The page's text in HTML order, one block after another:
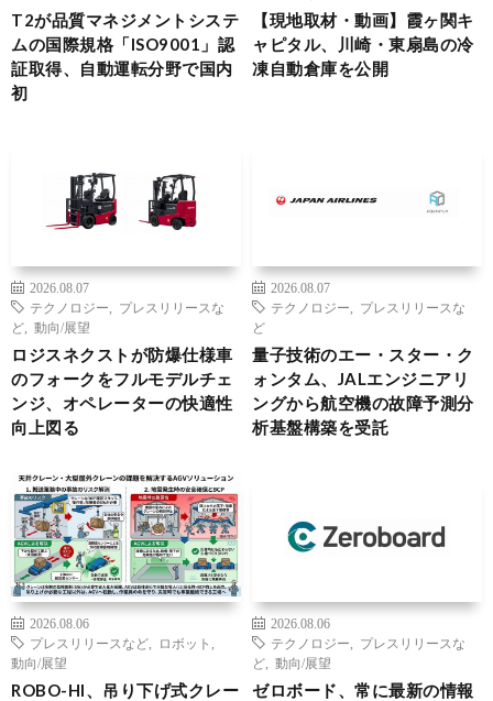
T2が品質マネジメントシステ
ムの国際規格「ISO9001」認
証取得、自動運転分野で国内
初
【現地取材・動画】霞ヶ関キ
ャピタル、川崎・東扇島の冷
凍自動倉庫を公開
2026.08.07
テクノロジー
プレスリリースな
ど
動向/展望
ロジスネクストが防爆仕様車
のフォークをフルモデルチェ
ンジ、オペレーターの快適性
向上図る
2026.08.07
テクノロジー
プレスリリースな
ど
量子技術のエー・スター・ク
ォンタム、JALエンジニアリ
ングから航空機の故障予測分
析基盤構築を受託
2026.08.06
プレスリリースなど
ロボット
動向/展望
ROBO-HI、吊り下げ式クレー
2026.08.06
テクノロジー
プレスリリースな
ど
動向/展望
ゼロボード、常に最新の情報